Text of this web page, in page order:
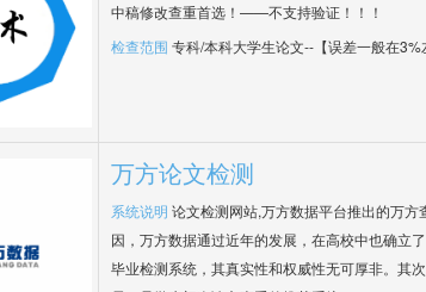
中稿修改查重首选！——不支持验证！！！
检查范围 专科/本科大学生论文--【误差一般在3%
万方论文检测
系统说明 论文检测网站,万方数据平台推出的万
因，万方数据通过近年的发展，在高校中也确立
毕业检测系统，其真实性和权威性无可厚非。其